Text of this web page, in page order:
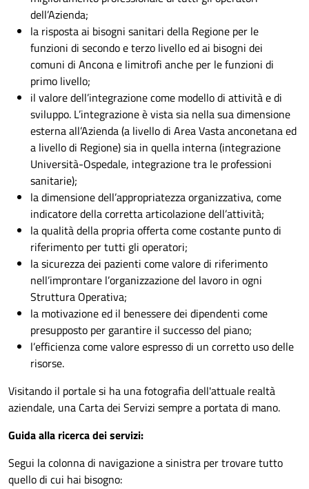
dell’Azienda;
la risposta ai bisogni sanitari della Regione per le
funzioni di secondo e terzo livello ed ai bisogni dei
comuni di Ancona e limitrofi anche per le funzioni di
primo livello;
il valore dell’integrazione come modello di attività e di
sviluppo. L’integrazione è vista sia nella sua dimensione
esterna all’Azienda (a livello di Area Vasta anconetana ed
a livello di Regione) sia in quella interna (integrazione
Università-Ospedale, integrazione tra le professioni
sanitarie);
la dimensione dell’appropriatezza organizzativa, come
indicatore della corretta articolazione dell’attività;
la qualità della propria offerta come costante punto di
riferimento per tutti gli operatori;
la sicurezza dei pazienti come valore di riferimento
nell’improntare l’organizzazione del lavoro in ogni
Struttura Operativa;
la motivazione ed il benessere dei dipendenti come
presupposto per garantire il successo del piano;
l’efficienza come valore espresso di un corretto uso delle
risorse.
Visitando il portale si ha una fotografia dell'attuale realtà
aziendale, una Carta dei Servizi sempre a portata di mano.
Guida alla ricerca dei servizi:
Segui la colonna di navigazione a sinistra per trovare tutto
quello di cui hai bisogno: